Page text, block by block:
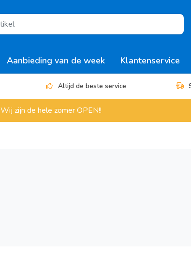
Aanbieding van de week Klantenservice
Altijd de beste service
Wij zijn de hele zomer OPEN!!